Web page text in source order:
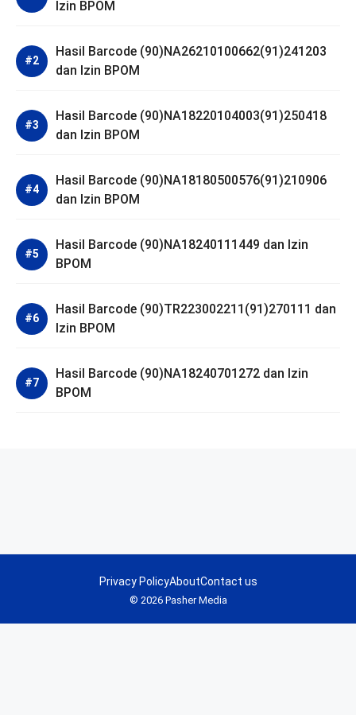
Izin BPOM
Hasil Barcode (90)NA26210100662(91)241203
dan Izin BPOM
Hasil Barcode (90)NA18220104003(91)250418
dan Izin BPOM
Hasil Barcode (90)NA18180500576(91)210906
dan Izin BPOM
Hasil Barcode (90)NA18240111449 dan Izin
BPOM
Hasil Barcode (90)TR223002211(91)270111 dan
Izin BPOM
Hasil Barcode (90)NA18240701272 dan Izin
BPOM
© 2026 Pasher Media
Privacy PolicyAboutContact us